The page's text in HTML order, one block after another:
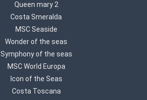
Queen mary 2
Costa Smeralda
MSC Seaside
Wonder of the seas
Symphony of the seas
MSC World Europa
Icon of the Seas
Costa Toscana